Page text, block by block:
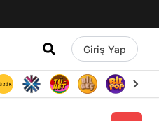
Giriş Yap